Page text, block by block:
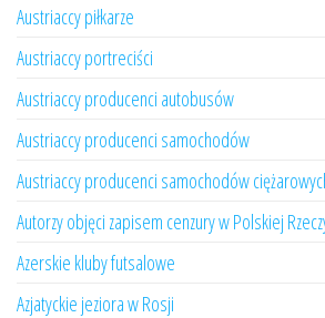
Austriaccy piłkarze
Austriaccy portreciści
Austriaccy producenci autobusów
Austriaccy producenci samochodów
Austriaccy producenci samochodów
Autorzy objęci zapisem cenzury w Polskiej
Azerskie kluby futsalowe
Azjatyckie jeziora w Rosji